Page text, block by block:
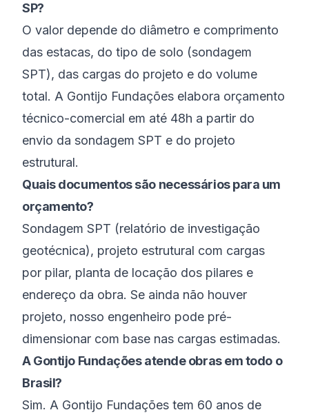
SP?
O valor depende do diâmetro e comprimento
das estacas, do tipo de solo (sondagem
SPT), das cargas do projeto e do volume
total. A Gontijo Fundações elabora orçamento
técnico-comercial em até 48h a partir do
envio da sondagem SPT e do projeto
estrutural.
Quais documentos são necessários para um
orçamento?
Sondagem SPT (relatório de investigação
geotécnica), projeto estrutural com cargas
por pilar, planta de locação dos pilares e
endereço da obra. Se ainda não houver
projeto, nosso engenheiro pode pré-
dimensionar com base nas cargas estimadas.
A Gontijo Fundações atende obras em todo o
Brasil?
Sim. A Gontijo Fundações tem 60 anos de